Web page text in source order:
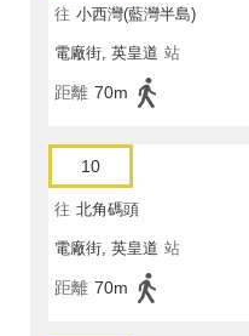
往 小西灣(藍灣半島)
電廠街, 英皇道 站
距離 70m
10
往 北角碼頭
電廠街, 英皇道 站
距離 70m